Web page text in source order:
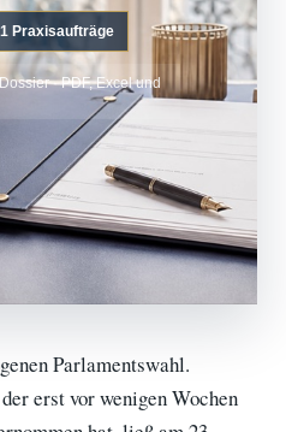
Praxisaufträge
· PDF, Excel und
Parlamentswahl.
erst vor wenigen Wochen